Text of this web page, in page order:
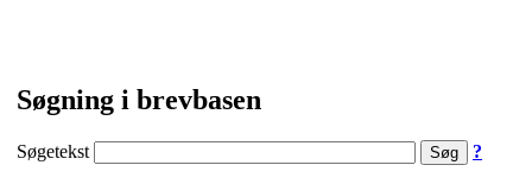
Søgning i brevbasen
Søgetekst ?